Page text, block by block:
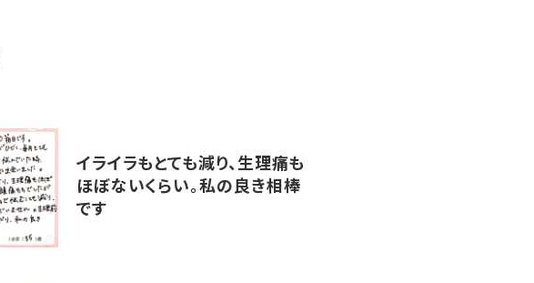
イライラもとても減り、生理痛も
ほぼないくらい。私の良き相棒
です